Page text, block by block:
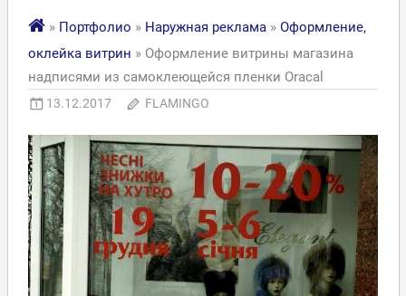
» Портфолио » Наружная реклама » Оформление,
оклейка витрин » Оформление витрины магазина
надписями из самоклеющейся пленки Oracal
13.12.2017 FLAMINGO